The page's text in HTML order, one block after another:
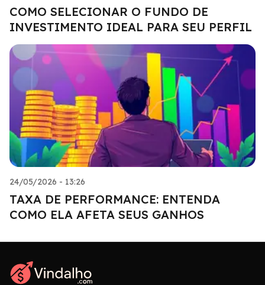
COMO SELECIONAR O FUNDO DE
INVESTIMENTO IDEAL PARA SEU PERFIL
24/05/2026 - 13:26
TAXA DE PERFORMANCE: ENTENDA
COMO ELA AFETA SEUS GANHOS